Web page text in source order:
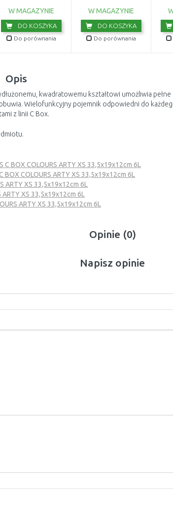
W MAGAZYNIE
DO KOSZYKA
Do porównania
W MAGAZYNIE
DO KOSZYKA
Do porównania
Opis
kwadratowemu kształtowi umożliwia pełne
Wielofunkcyjny pojemnik odpowiedni do
z linii C Box.
C BOX COLOURS ARTY XS 33,5x19x12cm 6L
BOX COLOURS ARTY XS 33,5x19x12cm 6L
ARTY XS 33,5x19x12cm 6L
ARTY XS 33,5x19x12cm 6L
ARTY XS 33,5x19x12cm 6L
Opinie (0)
Napisz opinie